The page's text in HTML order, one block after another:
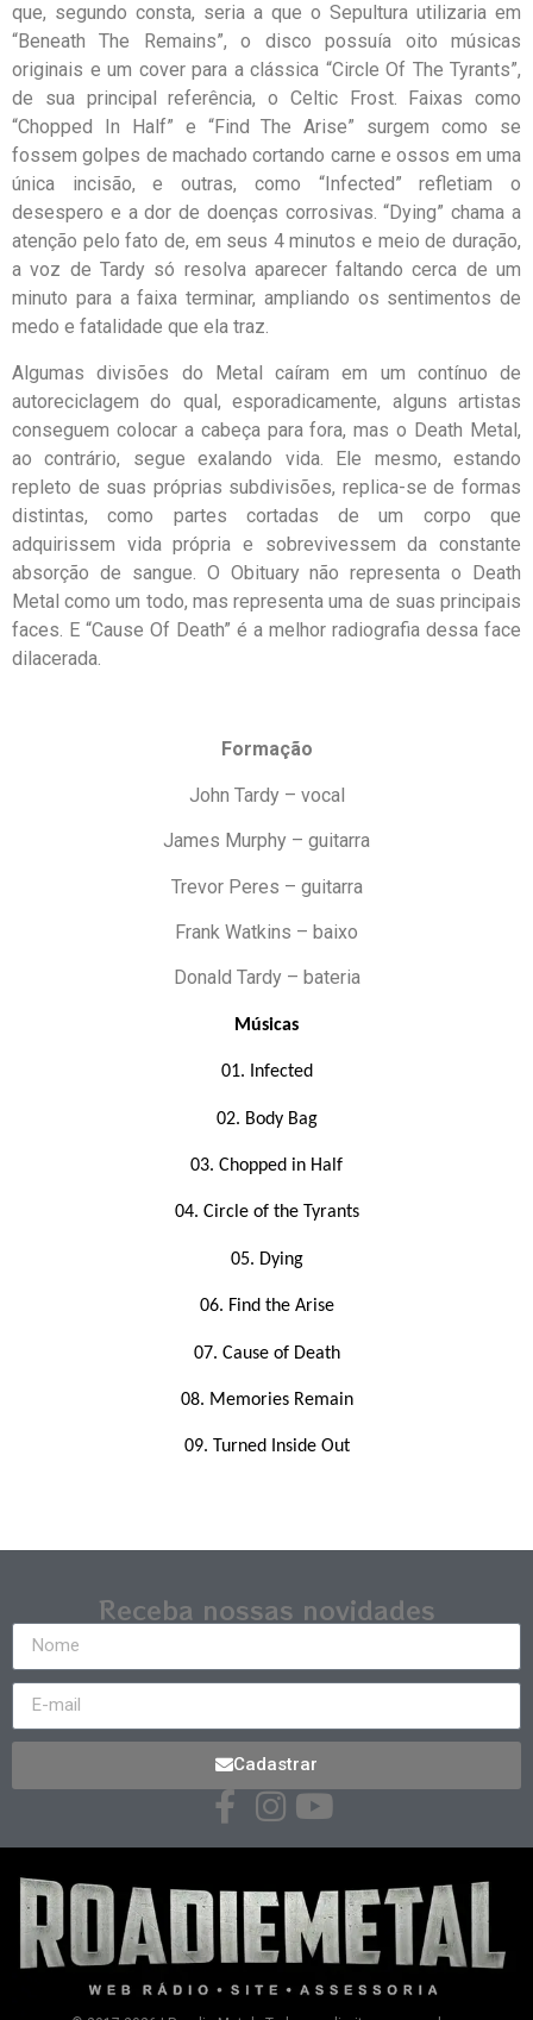
que, segundo consta, seria a que o Sepultura utilizaria em
“Beneath The Remains”, o disco possuía oito músicas
originais e um cover para a clássica “Circle Of The Tyrants”,
de sua principal referência, o Celtic Frost. Faixas como
“Chopped In Half” e “Find The Arise” surgem como se
fossem golpes de machado cortando carne e ossos em uma
única incisão, e outras, como “Infected” refletiam o
desespero e a dor de doenças corrosivas. “Dying” chama a
atenção pelo fato de, em seus 4 minutos e meio de duração,
a voz de Tardy só resolva aparecer faltando cerca de um
minuto para a faixa terminar, ampliando os sentimentos de
medo e fatalidade que ela traz.
Algumas divisões do Metal caíram em um contínuo de
autoreciclagem do qual, esporadicamente, alguns artistas
conseguem colocar a cabeça para fora, mas o Death Metal,
ao contrário, segue exalando vida. Ele mesmo, estando
repleto de suas próprias subdivisões, replica-se de formas
distintas, como partes cortadas de um corpo que
adquirissem vida própria e sobrevivessem da constante
absorção de sangue. O Obituary não representa o Death
Metal como um todo, mas representa uma de suas principais
faces. E “Cause Of Death” é a melhor radiografia dessa face
dilacerada.
Formação
John Tardy – vocal
James Murphy – guitarra
Trevor Peres – guitarra
Frank Watkins – baixo
Donald Tardy – bateria
Músicas
01. Infected
02. Body Bag
03. Chopped in Half
04. Circle of the Tyrants
05. Dying
06. Find the Arise
07. Cause of Death
08. Memories Remain
09. Turned Inside Out
Receba nossas novidades
Cadastrar